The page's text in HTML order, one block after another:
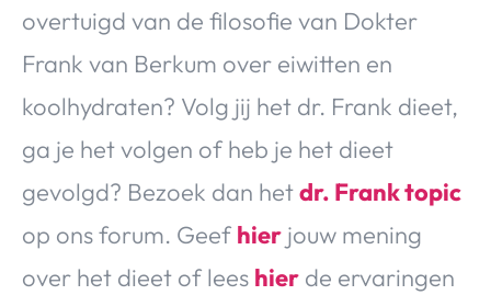
overtuigd van de filosofie van Dokter
Frank van Berkum over eiwitten en
koolhydraten? Volg jij het dr. Frank dieet,
ga je het volgen of heb je het dieet
gevolgd? Bezoek dan hetdr. Frank topic
op ons forum. Geef hier jouw mening
over het dieet of lees hier de ervaringen